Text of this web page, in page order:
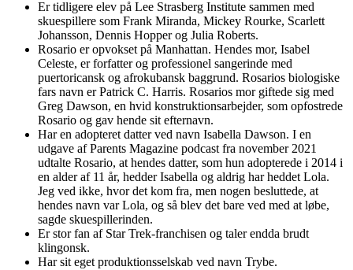
Er tidligere elev på Lee Strasberg Institute sammen med
skuespillere som Frank Miranda, Mickey Rourke, Scarlett
Johansson, Dennis Hopper og Julia Roberts.
Rosario er opvokset på Manhattan. Hendes mor, Isabel
Celeste, er forfatter og professionel sangerinde med
puertoricansk og afrokubansk baggrund. Rosarios biologiske
fars navn er Patrick C. Harris. Rosarios mor giftede sig med
Greg Dawson, en hvid konstruktionsarbejder, som opfostrede
Rosario og gav hende sit efternavn.
Har en adopteret datter ved navn Isabella Dawson. I en
udgave af Parents Magazine podcast fra november 2021
udtalte Rosario, at hendes datter, som hun adopterede i 2014 i
en alder af 11 år, hedder Isabella og aldrig har heddet Lola.
Jeg ved ikke, hvor det kom fra, men nogen besluttede, at
hendes navn var Lola, og så blev det bare ved med at løbe,
sagde skuespillerinden.
Er stor fan af Star Trek-franchisen og taler endda brudt
klingonsk.
Har sit eget produktionsselskab ved navn Trybe.